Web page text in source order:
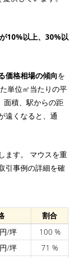
10%以上、30%以
価格相場の傾向を
単位㎡当たりの平
面積、駅からの距
遠くなると、通
ます。 マウスを重
引事例の詳細を確
割合
/坪
100 %
/坪
71 %